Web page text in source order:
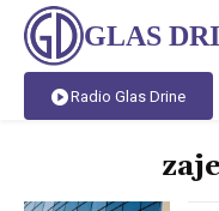
GLAS
Radio Glas Drine